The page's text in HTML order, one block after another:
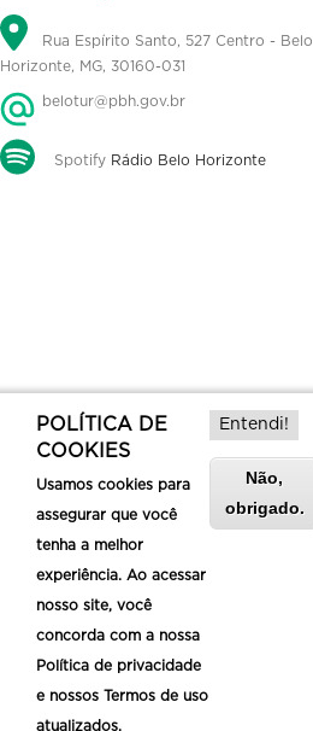
Rua Espírito Santo, 527 Centro - Belo
Horizonte, MG, 30160-031
belotur@pbh.gov.br
Spotify Rádio Belo Horizonte
Sobre a Belotur
POLÍTICA DE
COOKIES
Usamos cookies para
assegurar que você
tenha a melhor
experiência. Ao acessar
nosso site, você
concorda com a nossa
Política de privacidade
e nossos Termos de uso
atualizados.
Entendi!
Não,
obrigado.